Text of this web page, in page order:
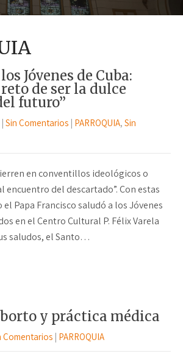
Jóvenes de Cuba:
de ser la dulce
futuro”
| Sin Comentarios | PARROQUIA, Sin
en conventillos ideológicos o
encuentro del descartado”. Con estas
Papa Francisco saludó a los Jóvenes
en el Centro Cultural P. Félix Varela
saludos, el Santo…
y práctica médica
Comentarios | PARROQUIA